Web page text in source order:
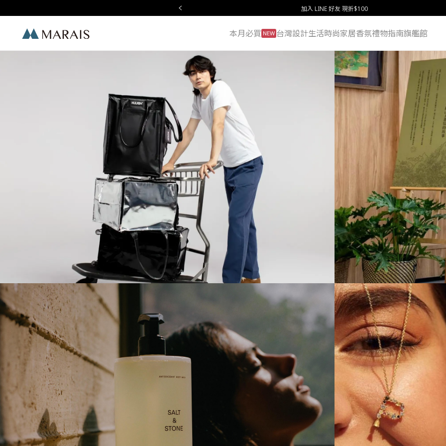
Summer Sale 全館滿 $2,000 現折
Marais 本月必買 NEW 台灣設計生活時尚家居香氛禮物指南旗艦館
本月必買
Style Guide
台灣設計
Taiwan Design